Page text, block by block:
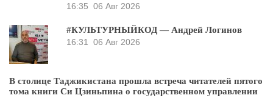
16:35 06 Авг 2026
#КУЛЬТУРНЫЙКОД — Андрей Логинов
16:31 06 Авг 2026
В столице Таджикистана прошла встреча читателей пятого
тома книги Си Цзиньпина о государственном управлении